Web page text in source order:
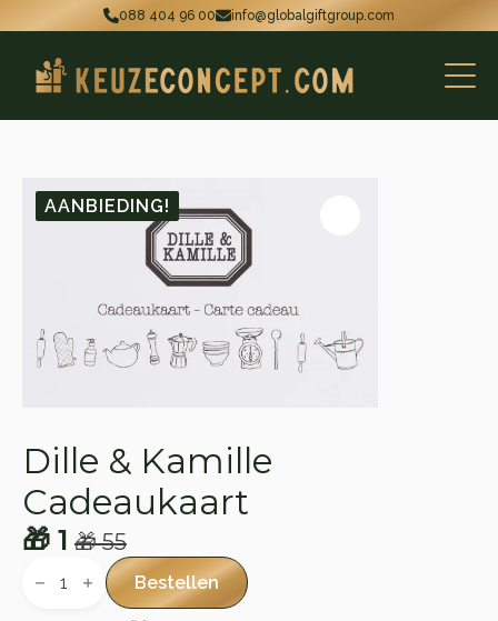
088 404 96 00 info@globalgiftgroup.com
AANBIEDING!
Dille & Kamille
Cadeaukaart
🎁55
Oorspronkelijke
prijs
🎁 1
Huidige
prijs
Bestellen